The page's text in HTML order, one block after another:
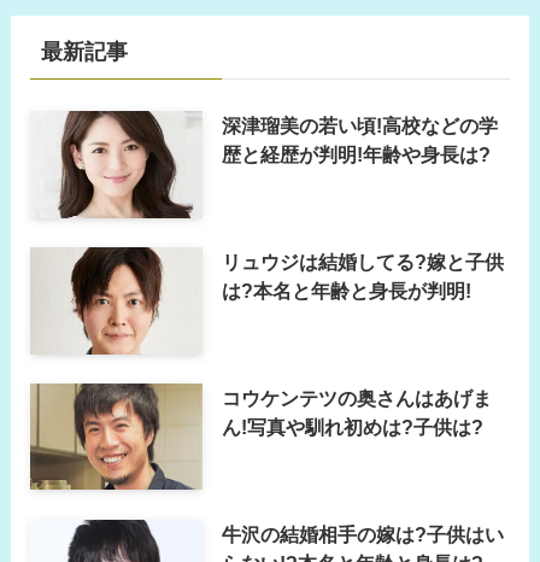
最新記事
深津瑠美の若い頃!高校などの学
歴と経歴が判明!年齢や身長は?
リュウジは結婚してる?嫁と子供
は?本名と年齢と身長が判明!
コウケンテツの奥さんはあげま
ん!写真や馴れ初めは?子供は?
牛沢の結婚相手の嫁は?子供はい